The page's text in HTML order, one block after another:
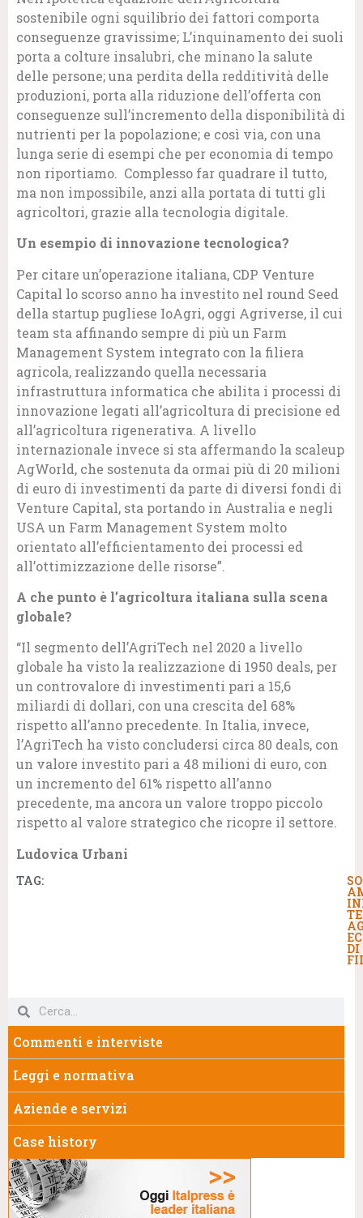
sostenibile ogni squilibrio dei fattori comporta
conseguenze gravissime; L’inquinamento dei suoli
porta a colture insalubri, che minano la salute
delle persone; una perdita della redditività delle
produzioni, porta alla riduzione dell’offerta con
conseguenze sull’incremento della disponibilità di
nutrienti per la popolazione; e così via, con una
lunga serie di esempi che per economia di tempo
non riportiamo. Complesso far quadrare il tutto,
ma non impossibile, anzi alla portata di tutti gli
agricoltori, grazie alla tecnologia digitale.
Un esempio di innovazione tecnologica?
Per citare un’operazione italiana, CDP Venture
Capital lo scorso anno ha investito nel round Seed
della startup pugliese IoAgri, oggi Agriverse, il cui
team sta affinando sempre di più un Farm
Management System integrato con la filiera
agricola, realizzando quella necessaria
infrastruttura informatica che abilita i processi di
innovazione legati all’agricoltura di precisione ed
all’agricoltura rigenerativa. A livello
internazionale invece si sta affermando la scaleup
AgWorld, che sostenuta da ormai più di 20 milioni
di euro di investimenti da parte di diversi fondi di
Venture Capital, sta portando in Australia e negli
USA un Farm Management System molto
orientato all’efficientamento dei processi ed
all’ottimizzazione delle risorse”.
A che punto è l’agricoltura italiana sulla scena
globale?
“Il segmento dell’AgriTech nel 2020 a livello
globale ha visto la realizzazione di 1950 deals, per
un controvalore di investimenti pari a 15,6
miliardi di dollari, con una crescita del 68%
rispetto all’anno precedente. In Italia, invece,
l’AgriTech ha visto concludersi circa 80 deals, con
un valore investito pari a 48 milioni di euro, con
un incremento del 61% rispetto all’anno
precedente, ma ancora un valore troppo piccolo
rispetto al valore strategico che ricopre il settore.
Ludovica Urbani
TAG:
DI
Commenti e interviste
Leggi e normativa
Aziende e servizi
Case history